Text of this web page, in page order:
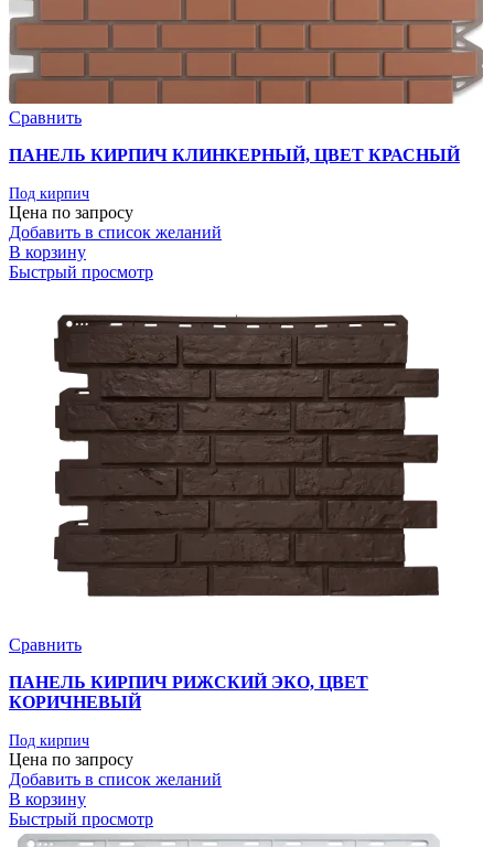
Сравнить
ПАНЕЛЬ КИРПИЧ КЛИНКЕРНЫЙ, ЦВЕТ КРАСНЫЙ
Под кирпич
Цена по запросу
Добавить в список желаний
В корзину
Быстрый просмотр
Сравнить
ПАНЕЛЬ КИРПИЧ РИЖСКИЙ ЭКО, ЦВЕТ
КОРИЧНЕВЫЙ
Под кирпич
Цена по запросу
Добавить в список желаний
В корзину
Быстрый просмотр